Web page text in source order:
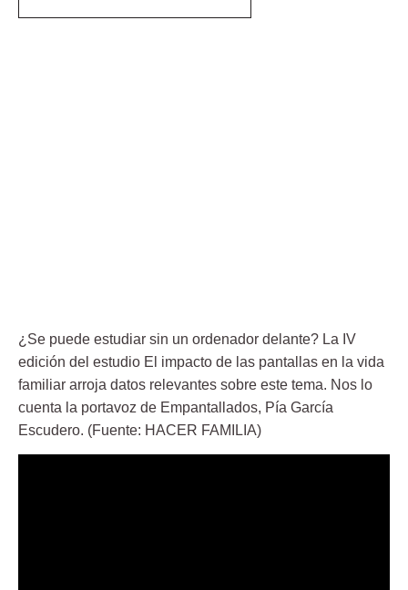
¿Se puede estudiar sin un ordenador delante? La IV
edición del estudio El impacto de las pantallas en la vida
familiar arroja datos relevantes sobre este tema. Nos lo
cuenta la portavoz de Empantallados, Pía García
Escudero. (Fuente: HACER FAMILIA)